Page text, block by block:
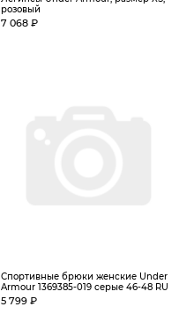
розовый
7 068 ₽
Спортивные брюки женские Under
Armour 1369385-019 серые 46-48 RU
5 799 ₽